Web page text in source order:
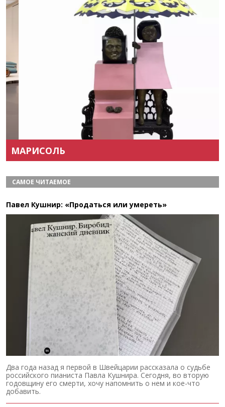
МАРИСОЛЬ
САМОЕ ЧИТАЕМОЕ
Павел Кушнир: «Продаться или умереть»
Два года назад я первой в Швейцарии рассказала о судьбе
российского пианиста Павла Кушнира. Сегодня, во вторую
годовщину его смерти, хочу напомнить о нем и кое-что
добавить.